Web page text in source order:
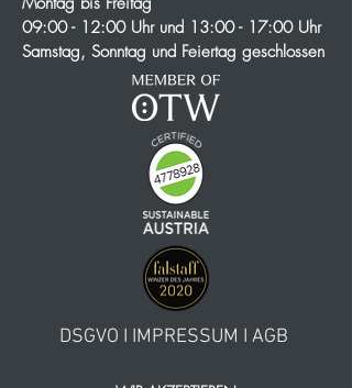
09:00 - 12:00 Uhr und 13:00 - 17:00 Uhr
Samstag, Sonntag und Feiertag geschlossen
DSGVO I IMPRESSUM I AGB